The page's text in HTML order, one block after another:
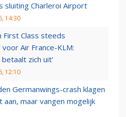
sluiting Charleroi Airport
14:30
First Class steeds
Air France-KLM:
zich uit’
12:10
Germanwings-crash klagen
aan, maar vangen mogelijk